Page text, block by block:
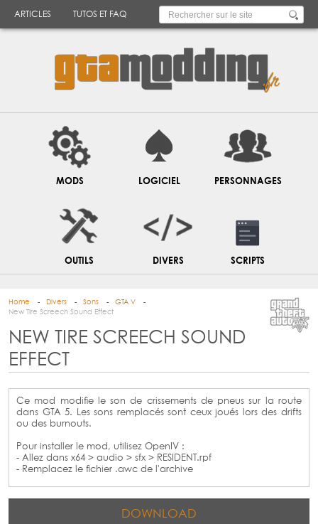
ARTICLES TUTOS ET FAQ
MODS LOGICIEL PERSONNAGES
OUTILS DIVERS SCRIPTS
Home Divers Sons
GTA V
New Tire Screech Sound Effect
NEW TIRE SCREECH SOUND
EFFECT
Ce mod modifie le son de crissements de pneus sur la route
dans GTA 5. Les sons remplacés sont ceux joués lors des drifts
ou des burnouts.
Pour installer le mod, utilisez OpenIV :
- Allez dans x64 > audio > sfx > RESIDENT.rpf
- Remplacez le fichier .awc de l'archive
DOWNLOAD